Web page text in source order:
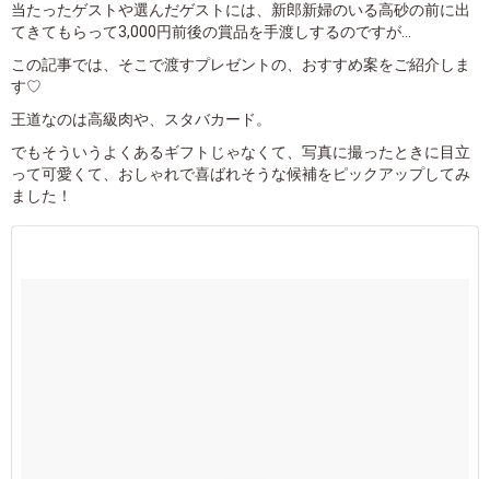
当たったゲストや選んだゲストには、新郎新婦のいる高砂の前に出
てきてもらって3,000円前後の賞品を手渡しするのですが...
この記事では、そこで渡すプレゼントの、おすすめ案をご紹介しま
す♡
王道なのは高級肉や、スタバカード。
でもそういうよくあるギフトじゃなくて、写真に撮ったときに目立
って可愛くて、おしゃれで喜ばれそうな候補をピックアップしてみ
ました！